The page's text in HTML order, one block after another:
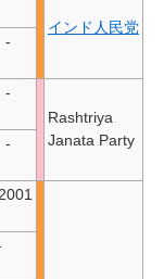
インド人民党
-
-
Rashtriya
Janata Party
-